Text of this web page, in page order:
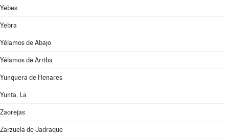
Yebes
Yebra
Yélamos de Abajo
Yélamos de Arriba
Yunquera de Henares
Yunta, La
Zaorejas
Zarzuela de Jadraque